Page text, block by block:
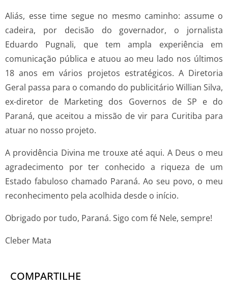
Aliás, esse time segue no mesmo caminho: assume o
cadeira, por decisão do governador, o jornalista
Eduardo Pugnali, que tem ampla experiência em
comunicação pública e atuou ao meu lado nos últimos
18 anos em vários projetos estratégicos. A Diretoria
Geral passa para o comando do publicitário Willian Silva,
ex-diretor de Marketing dos Governos de SP e do
Paraná, que aceitou a missão de vir para Curitiba para
atuar no nosso projeto.
A providência Divina me trouxe até aqui. A Deus o meu
agradecimento por ter conhecido a riqueza de um
Estado fabuloso chamado Paraná. Ao seu povo, o meu
reconhecimento pela acolhida desde o início.
Obrigado por tudo, Paraná. Sigo com fé Nele, sempre!
Cleber Mata
COMPARTILHE